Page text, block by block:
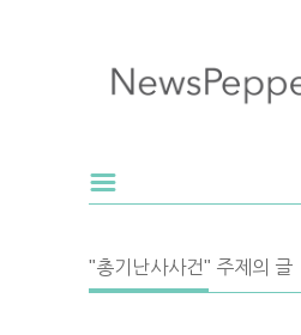
"총기난사사건" 주제의 글